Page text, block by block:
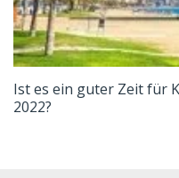
Ist es ein guter Zeit für
2022?